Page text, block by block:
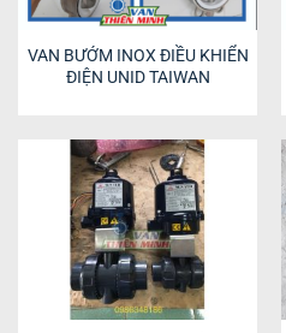
VAN BƯỚM INOX ĐIỀU KHIỂN
ĐIỆN UNID TAIWAN